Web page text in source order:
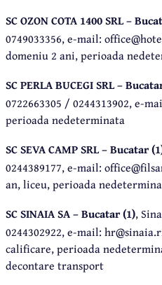
SC OZON COTA 1400 SRL –
0749033356, e-mail:
domeniu 2 ani, perioada
SC PERLA BUCEGI SRL –
0722663305 / 0244313902, e-
perioada nedeterminata
SC SEVA CAMP SRL – Bucatar
0244389177, e-mail:
an, liceu, perioada
SC SINAIA SA – Bucatar (1),
0244302922, e-mail:
calificare, perioada
decontare transport